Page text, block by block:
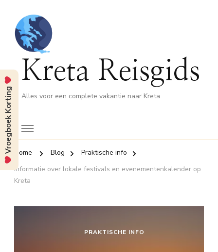
Kreta Reisgids
Alles voor een complete vakantie naar Kreta
Home Blog
Praktische info
Informatie over lokale festivals en evenementenkalender op
Kreta
PRAKTISCHE INFO
Vroegboek Korting